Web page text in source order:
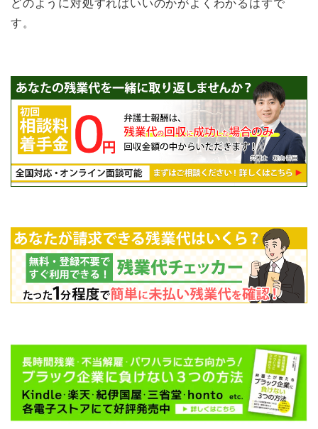
どのように対処すればいいのかがよくわかるはずで
す。